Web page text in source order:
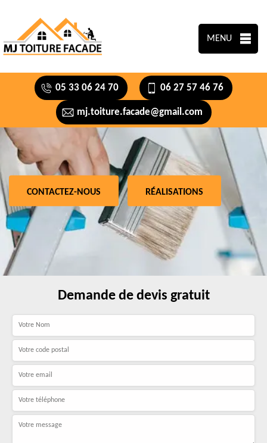
MENU
05 33 06 24 70 06 27 57 46 76
mj.toiture.facade@gmail.com
CONTACTEZ-NOUS RÉALISATIONS
Demande de devis gratuit